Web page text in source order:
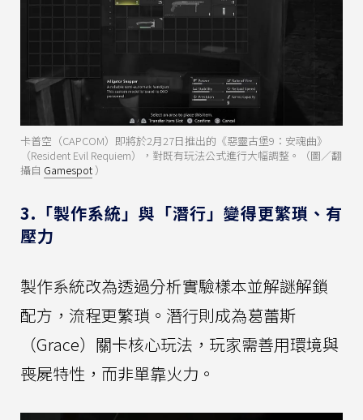
卡普空（CAPCOM）即將於2月27日推出的《惡靈古堡9：安魂曲》
（Resident Evil Requiem），對既有玩法公式進行大幅調整。（圖／翻
攝自 Gamespot ）
3.「製作系統」與「潛行」變得更繁瑣、有
壓力
製作系統改為透過分析實驗樣本並解謎解鎖
配方，流程更繁瑣。潛行則成為葛蕾斯
（Grace）關卡核心玩法，玩家需善用環境與
喪屍特性，而非單靠火力。